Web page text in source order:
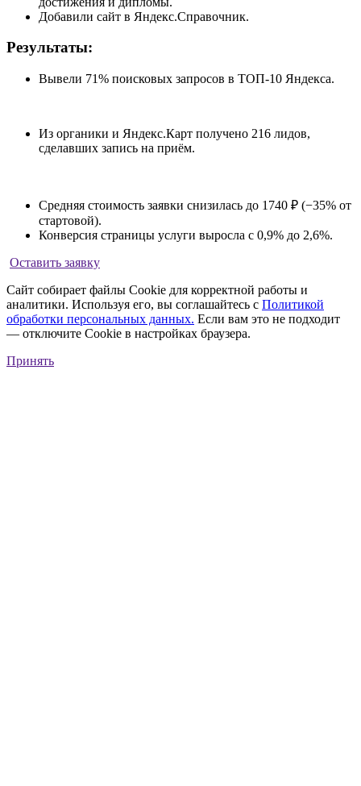
Добавили сайт в Яндекс.Справочник.
Результаты:
Вывели 71% поисковых запросов в ТОП-10 Яндекса.
Из органики и Яндекс.Карт получено 216 лидов,
сделавших запись на приём.
Средняя стоимость заявки снизилась до 1740 ₽ (−35% от
стартовой).
Конверсия страницы услуги выросла с 0,9% до 2,6%.
Оставить заявку
Сайт собирает файлы Cookie для корректной работы и
аналитики. Используя его, вы соглашайтесь с Политикой
обработки персональных данных. Если вам это не подходит
— отключите Cookie в настройках браузера.
Принять